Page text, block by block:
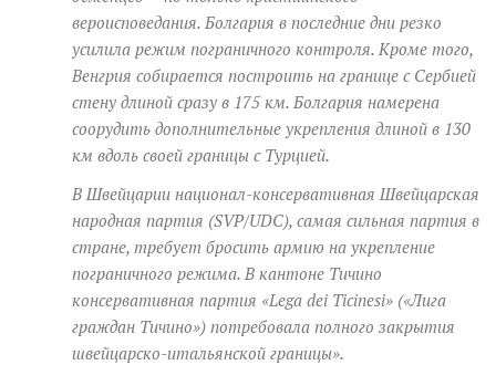
вероисповедания. Болгария в последние дни резко
усилила режим пограничного контроля. Кроме того,
Венгрия собирается построить на границе с Сербией
стену длиной сразу в 175 км. Болгария намерена
соорудить дополнительные укрепления длиной в 130
км вдоль своей границы с Турцией.
В Швейцарии национал-консервативная Швейцарская
народная партия (SVP/UDC), самая сильная партия в
стране, требует бросить армию на укрепление
пограничного режима. В кантоне Тичино
консервативная партия «Lega dei Ticinesi» («Лига
граждан Тичино») потребовала полного закрытия
швейцарско-итальянской границы».